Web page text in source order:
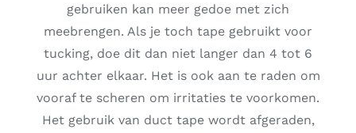
gebruiken kan meer gedoe met zich
meebrengen. Als je toch tape gebruikt voor
tucking, doe dit dan niet langer dan 4 tot 6
uur achter elkaar. Het is ook aan te raden om
vooraf te scheren om irritaties te voorkomen.
Het gebruik van duct tape wordt afgeraden,